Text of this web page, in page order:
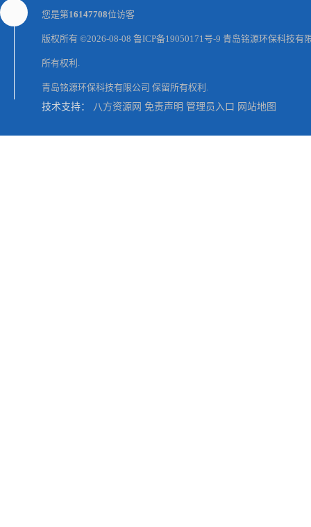
汕尾地埋式聚丙烯hmpp泵站 预制提升泵站 铭源环保HMPP泵站
您是第16147708位访客
版权所有 ©2026-08-08 鲁ICP备19050171号-9 青岛铭源环保科技有
所有权利.
青岛铭源环保科技有限公司 保留所有权利.
技术支持： 八方资源网 免责声明 管理员入口 网站地图